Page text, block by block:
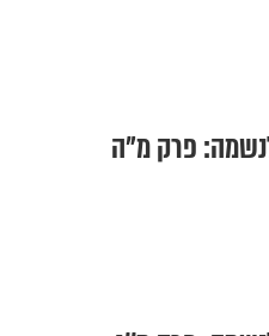
פרק מ"ה